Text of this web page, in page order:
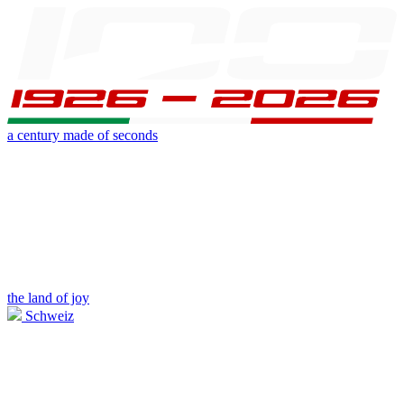
a century made of seconds
the land of joy
Schweiz